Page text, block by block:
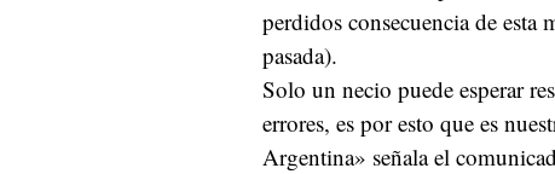
perdidos consecuencia de esta
pasada).
Solo un necio puede esperar
errores, es por esto que es
Argentina» señala el